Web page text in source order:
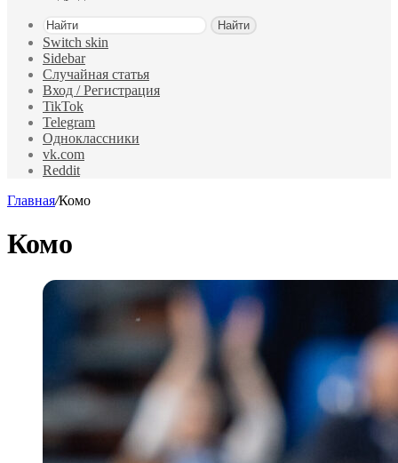
Найти
Switch skin
Sidebar
Случайная статья
Вход / Регистрация
TikTok
Telegram
Одноклассники
vk.com
Reddit
Главная/Комо
Комо